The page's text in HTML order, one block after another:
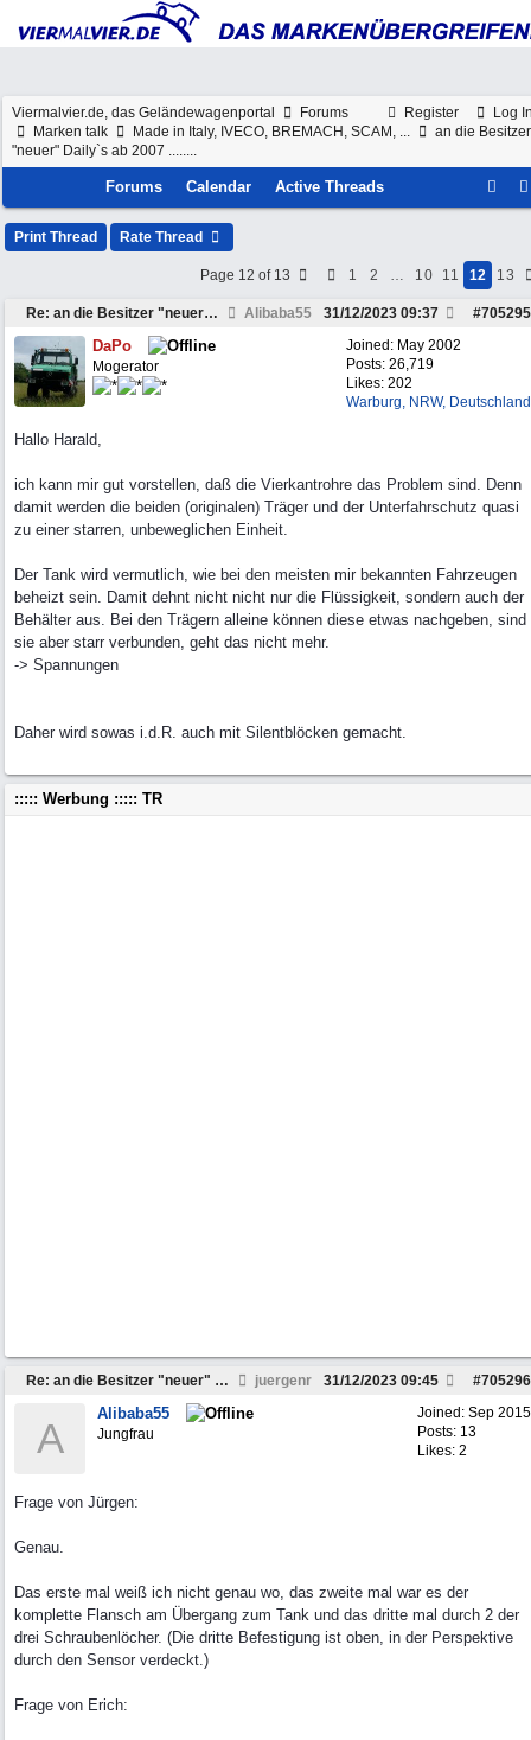
Register Log
Viermalvier.de, das Geländewagenportal
Forums
Marken talk
Made in Italy, IVECO, BREMACH, SCAM, ...
an die Besitzer
"neuer" Daily`s ab 2007 ........
Forums Calendar Active Threads
Print Thread Rate Thread
Page 12 of 13 1 2 … 10 11 12 13
Re: an die Besitzer "neuer" Daily`s ab 2007 ........ Alibaba55 #705295
31/12/2023 09:37
Joined: May 2002
Posts: 26,719
Likes: 202
Warburg, NRW, Deutschland
DaPo
Mogerator
Hallo Harald,
ich kann mir gut vorstellen, daß die Vierkantrohre das Problem sind. Denn
damit werden die beiden (originalen) Träger und der Unterfahrschutz quasi
zu einer starren, unbeweglichen Einheit.
Der Tank wird vermutlich, wie bei den meisten mir bekannten Fahrzeugen
beheizt sein. Damit dehnt nicht nicht nur die Flüssigkeit, sondern auch der
Behälter aus. Bei den Trägern alleine können diese etwas nachgeben, sind
sie aber starr verbunden, geht das nicht mehr.
-> Spannungen
Daher wird sowas i.d.R. auch mit Silentblöcken gemacht.
::::: Werbung ::::: TR
Re: an die Besitzer "neuer" Daily`s ab 2007 ........ juergenr #705296
31/12/2023 09:45
Joined: Sep 2015
Posts: 13
Likes: 2
A
Alibaba55
Jungfrau
Frage von Jürgen:
Genau.
Das erste mal weiß ich nicht genau wo, das zweite mal war es der
komplette Flansch am Übergang zum Tank und das dritte mal durch 2 der
drei Schraubenlöcher. (Die dritte Befestigung ist oben, in der Perspektive
durch den Sensor verdeckt.)
Frage von Erich: